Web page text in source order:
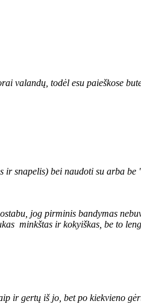
valandų, todėl esu paieškose
snapelis) bei naudoti su arba be
jog pirminis bandymas
minkštas ir kokyiškas, be to
ir gertų iš jo, bet po kiekvieno